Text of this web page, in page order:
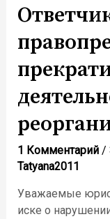
туристическую
поездку
1 Комментарий /
Tatyana2011
Уважаемые
иске о